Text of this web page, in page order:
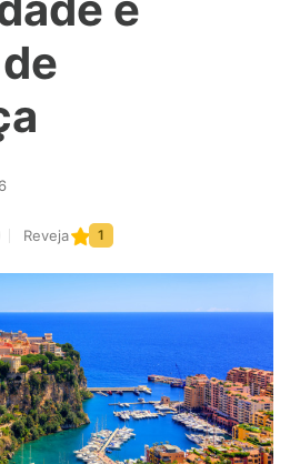
Reveja 1